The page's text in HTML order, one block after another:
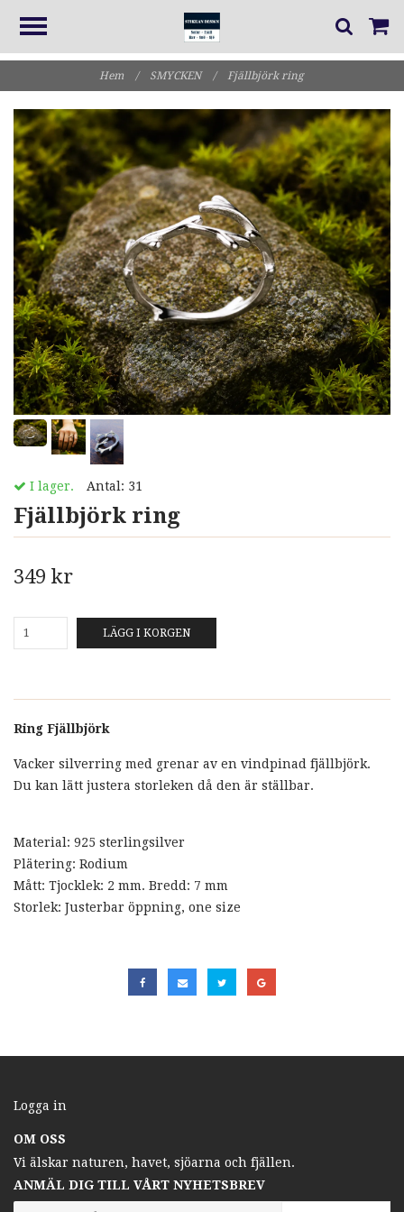
Hem / SMYCKEN / Fjällbjörk ring
I lager. Antal: 31
Fjällbjörk ring
349 kr
LÄGG I KORGEN
Ring Fjällbjörk
Vacker silverring med grenar av en vindpinad fjällbjörk.
Du kan lätt justera storleken då den är ställbar.
Material: 925 sterlingsilver
Plätering: Rodium
Mått: Tjocklek: 2 mm. Bredd: 7 mm
Storlek: Justerbar öppning, one size
Logga in
OM OSS
Vi älskar naturen, havet, sjöarna och fjällen.
ANMÄL DIG TILL VÅRT NYHETSBREV